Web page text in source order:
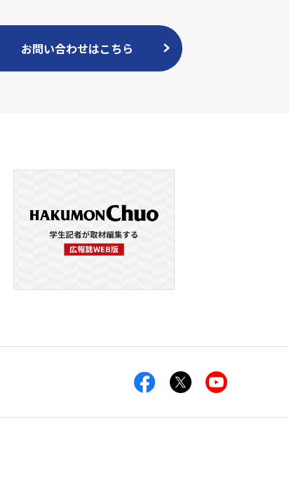
お問い合わせはこちら